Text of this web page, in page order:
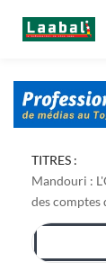
TITRES :
Mandouri :
des comptes